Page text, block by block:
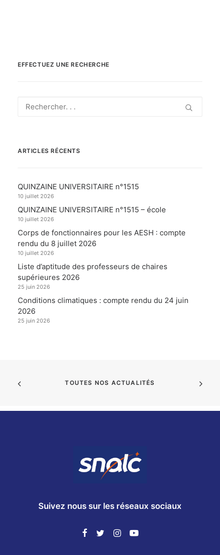
EFFECTUEZ UNE RECHERCHE
ARTICLES RÉCENTS
QUINZAINE UNIVERSITAIRE n°1515
10 juillet 2026
QUINZAINE UNIVERSITAIRE n°1515 – école
10 juillet 2026
Corps de fonctionnaires pour les AESH : compte
rendu du 8 juillet 2026
10 juillet 2026
Liste d’aptitude des professeurs de chaires
supérieures 2026
25 juin 2026
Conditions climatiques : compte rendu du 24 juin
2026
25 juin 2026
TOUTES NOS ACTUALITÉS
Suivez nous sur les réseaux sociaux